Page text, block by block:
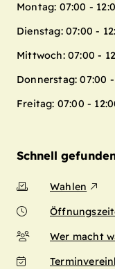
Montag: 07:00 -
Dienstag: 07:00 -
Mittwoch: 07:00 -
Donnerstag: 07:00
Freitag: 07:00 -
Schnell
Wahlen
Wer macht